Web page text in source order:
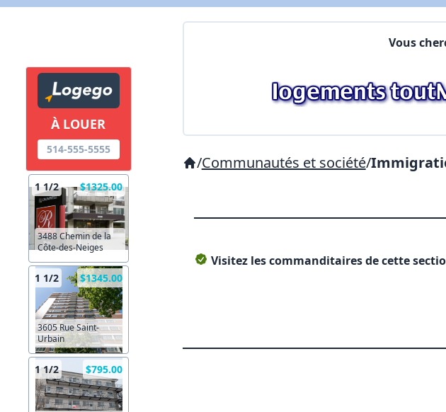
À LOUER
514-555-5555
1 1/2 $1325.00
3488 Chemin de la
Côte-des-Neiges
1 1/2 $1345.00
3605 Rue Saint-
Urbain
1 1/2 $795.00
Vous
/Communautés et société/
Visitez les commanditaires de cette
Commentaires: